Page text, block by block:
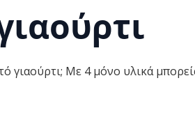
γιαούρτι; Με 4 μόνο υλικά